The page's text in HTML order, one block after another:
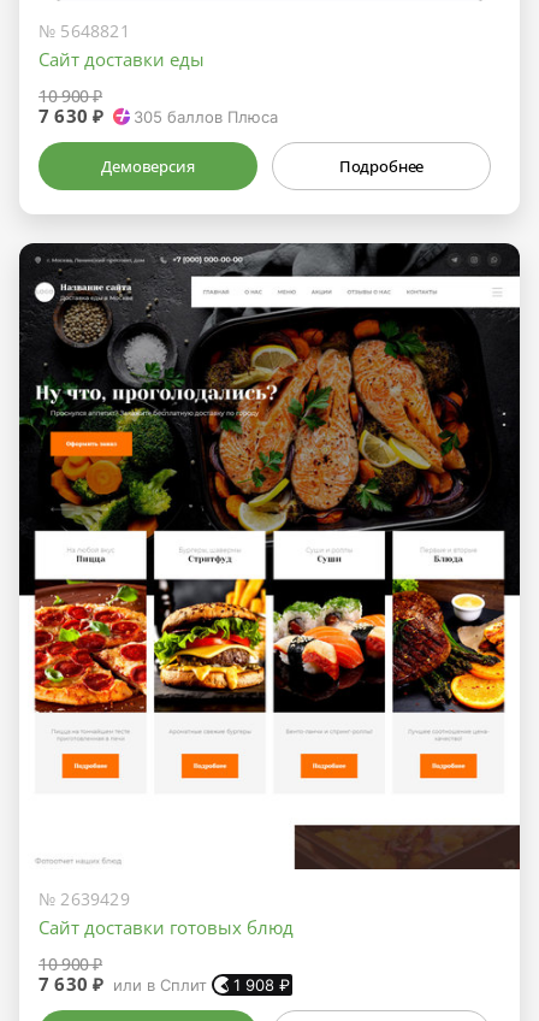
№ 5648821
Сайт доставки еды
10 900 ₽
7 630 ₽ 305 баллов Плюса
Демоверсия Подробнее
№ 2639429
Сайт доставки готовых блюд
10 900 ₽
7 630 ₽ или в Сплит 1 908 ₽